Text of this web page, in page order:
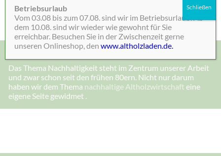
e
s
s
e
Absenden
Das Thema Nachhaltigkeit steht im Zentrum unserer Arbeit
und zwar schon seit den frühen 80ern. Nicht nur darum
haben wir dem Thema nachhaltige Altholzwirtschaft eine
eigene Seite gewidmet .
Betriebsurlaub
Vom 03.08 bis zum 07.08. sind wir im Betriebsurlaub. Ab
dem 10.08. sind wir wieder wie gewohnt für Sie
erreichbar. Besuchen Sie in der Zwischenzeit gerne
unseren Onlineshop, denwww.altholzladen.de.
Schließen